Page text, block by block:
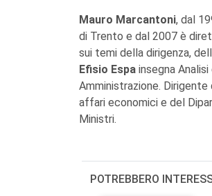
Mauro Marcantoni, dal
di Trento e dal 2007 è
sui temi della dirigenza,
Efisio Espa insegna
Amministrazione.
affari economici e del
Ministri.
POTREBBERO